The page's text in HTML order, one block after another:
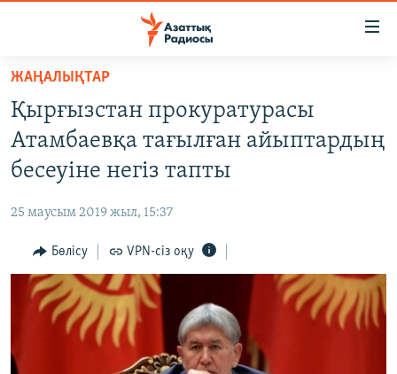
Skip
main
content
Skip
main
Navigation
to
Search
САЯСАТ
AZATTYQTV
АДАМ ҚҰҚЫҚТАРЫ
ӘЛЕУМЕТ
ӘЛЕМ
АРНАЙЫ ЖОБАЛАР
Русский
ЖАҢАЛЫҚТАР
Қырғызстан прокуратурасы
Атамбаевқа тағылған айыптардың
бесеуіне негіз тапты
25 маусым 2019 жыл, 15:37
Бөлісу VPN-сіз оқу